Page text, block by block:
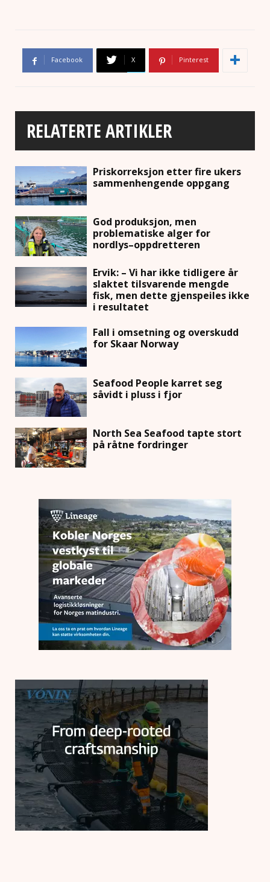
Facebook X Pinterest
RELATERTE ARTIKLER
Priskorreksjon etter fire ukers
sammenhengende oppgang
God produksjon, men
problematiske alger for
nordlys–oppdretteren
Ervik: – Vi har ikke tidligere år
slaktet tilsvarende mengde
fisk, men dette gjenspeiles ikke
i resultatet
Fall i omsetning og overskudd
for Skaar Norway
Seafood People karret seg
såvidt i pluss i fjor
North Sea Seafood tapte stort
på råtne fordringer